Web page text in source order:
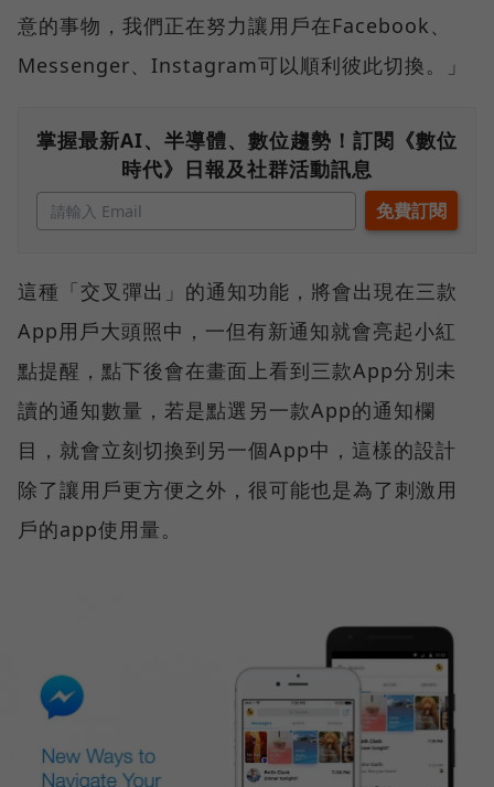
意的事物，我們正在努力讓用戶在Facebook、
Messenger、Instagram可以順利彼此切換。」
掌握最新AI、半導體、數位趨勢！訂閱《數位
時代》日報及社群活動訊息
這種「交叉彈出」的通知功能，將會出現在三款
App用戶大頭照中，一但有新通知就會亮起小紅
點提醒，點下後會在畫面上看到三款App分別未
讀的通知數量，若是點選另一款App的通知欄
目，就會立刻切換到另一個App中，這樣的設計
除了讓用戶更方便之外，很可能也是為了刺激用
戶的app使用量。